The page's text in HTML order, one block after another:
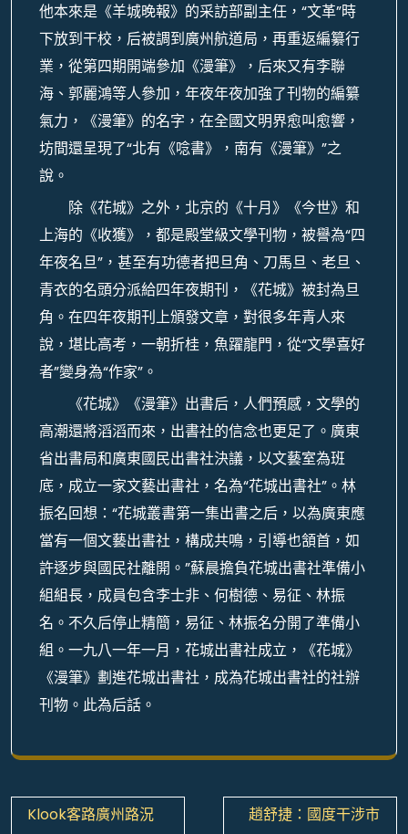
他本來是《羊城晚報》的采訪部副主任，“文革”時
下放到干校，后被調到廣州航道局，再重返編纂行
業，從第四期開端參加《漫筆》，后來又有李聯
海、郭麗鴻等人參加，年夜年夜加強了刊物的編纂
氣力，《漫筆》的名字，在全國文明界愈叫愈響，
坊間還呈現了“北有《唸書》，南有《漫筆》”之
說。
除《花城》之外，北京的《十月》《今世》和
上海的《收獲》，都是殿堂級文學刊物，被譽為“四
年夜名旦”，甚至有功德者把旦角、刀馬旦、老旦、
青衣的名頭分派給四年夜期刊，《花城》被封為旦
角。在四年夜期刊上頒發文章，對很多年青人來
說，堪比高考，一朝折桂，魚躍龍門，從“文學喜好
者”變身為“作家”。
《花城》《漫筆》出書后，人們預感，文學的
高潮還將滔滔而來，出書社的信念也更足了。廣東
省出書局和廣東國民出書社決議，以文藝室為班
底，成立一家文藝出書社，名為“花城出書社”。林
振名回想：“花城叢書第一集出書之后，以為廣東應
當有一個文藝出書社，構成共鳴，引導也頷首，如
許逐步與國民社離開。”蘇晨擔負花城出書社準備小
組組長，成員包含李士非、何樹德、易征、林振
名。不久后停止精簡，易征、林振名分開了準備小
組。一九八一年一月，花城出書社成立，《花城》
《漫筆》劃進花城出書社，成為花城出書社的社辦
刊物。此為后話。
文Klook客路廣州路況
趙舒捷：國度干涉市